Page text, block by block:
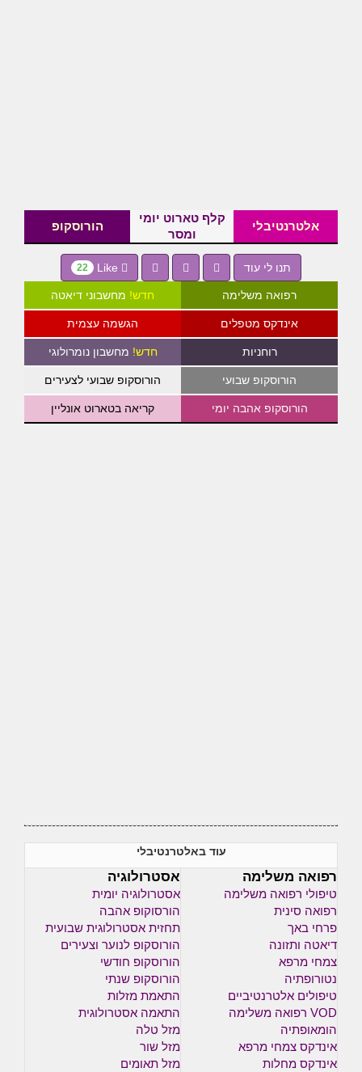
אלטרנטיבלי
קלף טארוט יומי
ומסר
הורוסקופ
תנו לי עוד 22
רפואה משלימה חדש! מחשבוני דיאטה
אינדקס מטפלים הגשמה עצמית
רוחניות חדש! מחשבון נומרולוגי
הורוסקופ שבועי הורוסקופ שבועי לצעירים
הורוסקופ אהבה יומי קריאה בטארוט אונליין
עוד באלטרנטיבלי
רפואה משלימה
טיפולי רפואה משלימה
רפואה סינית
פרחי באך
דיאטה ותזונה
צמחי מרפא
נטורופתיה
טיפולים אלטרנטיביים
VOD רפואה משלימה
הומאופתיה
אינדקס צמחי מרפא
אינדקס מחלות
אסטרולוגיה
אסטרולוגיה יומית
הורסוקופ אהבה
תחזית אסטרולוגית שבועית
הורוסקופ לנוער וצעירים
הורוסקופ חודשי
הורוסקופ שנתי
התאמת מזלות
התאמה אסטרולוגית
מזל טלה
מזל שור
מזל תאומים